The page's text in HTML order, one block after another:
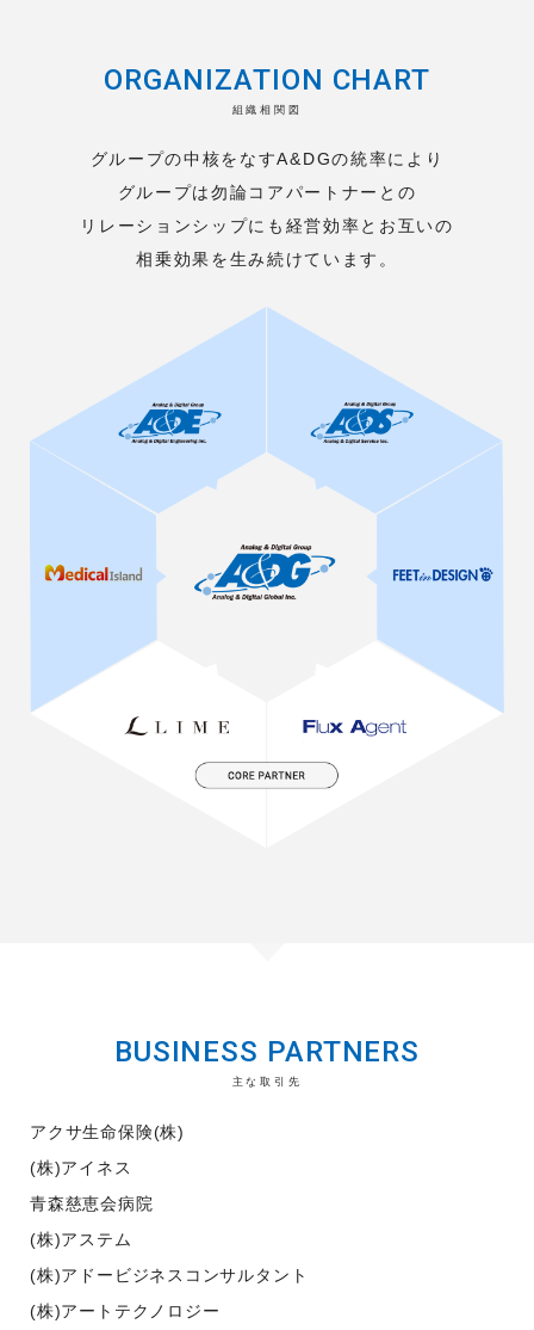
"The creation of a thousand forests
is in one acorn"
Analog & Digital Group
アナログ・アンド・デジタル グループ
お客様に評価される価値あるサービスや製品を
常に創造し続けるグループです。
ORGANIZATION CHART
組織相関図
グループの中核をなすA&DGの統率により
グループは勿論コアパートナーとの
リレーションシップにも 経営効率とお互いの
相乗効果を生み続けています。
BUSINESS PARTNERS
主な取引先
アクサ生命保険(株)
(株)アイネス
青森慈恵会病院
(株)アステム
(株)アドービジネスコンサルタント
(株)アートテクノロジー